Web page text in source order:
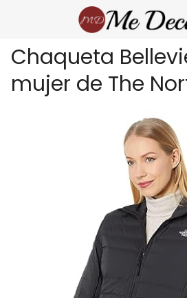
Chaqueta
mujer de The